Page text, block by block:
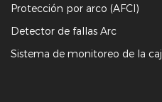
Protección por arco (AFCI)
Detector de fallas Arc
Sistema de monitoreo de la